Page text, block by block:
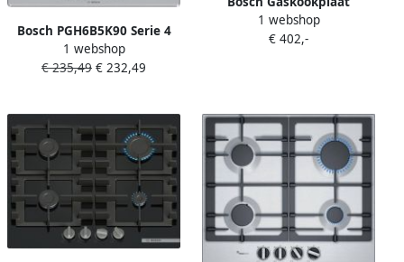
Bosch PGH6B5K90 Serie 4
Gaskookplaat – 60 cm – 4
Branders inclusief
Gietijzeren Pannendragers
(Vaatwasserbestendig) –
Inbouw
1 webshop
€ 235,49 € 232,49
PCS7A5I90
1 webshop
€ 402,-